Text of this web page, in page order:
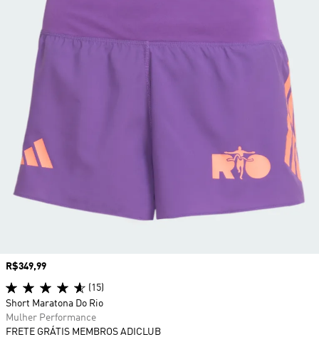
Preço
R$349,99
(15)
Short Maratona Do Rio
Mulher Performance
FRETE GRÁTIS MEMBROS ADICLUB